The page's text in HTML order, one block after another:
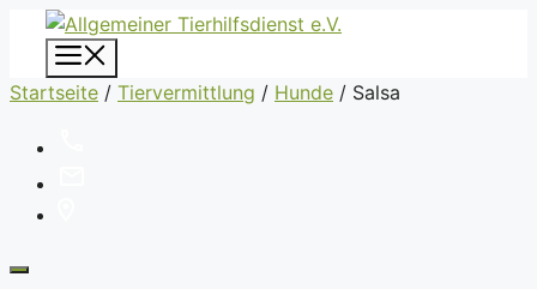
Zum
Inhalt
springen
Startseite / Tiervermittlung / Hunde / Salsa